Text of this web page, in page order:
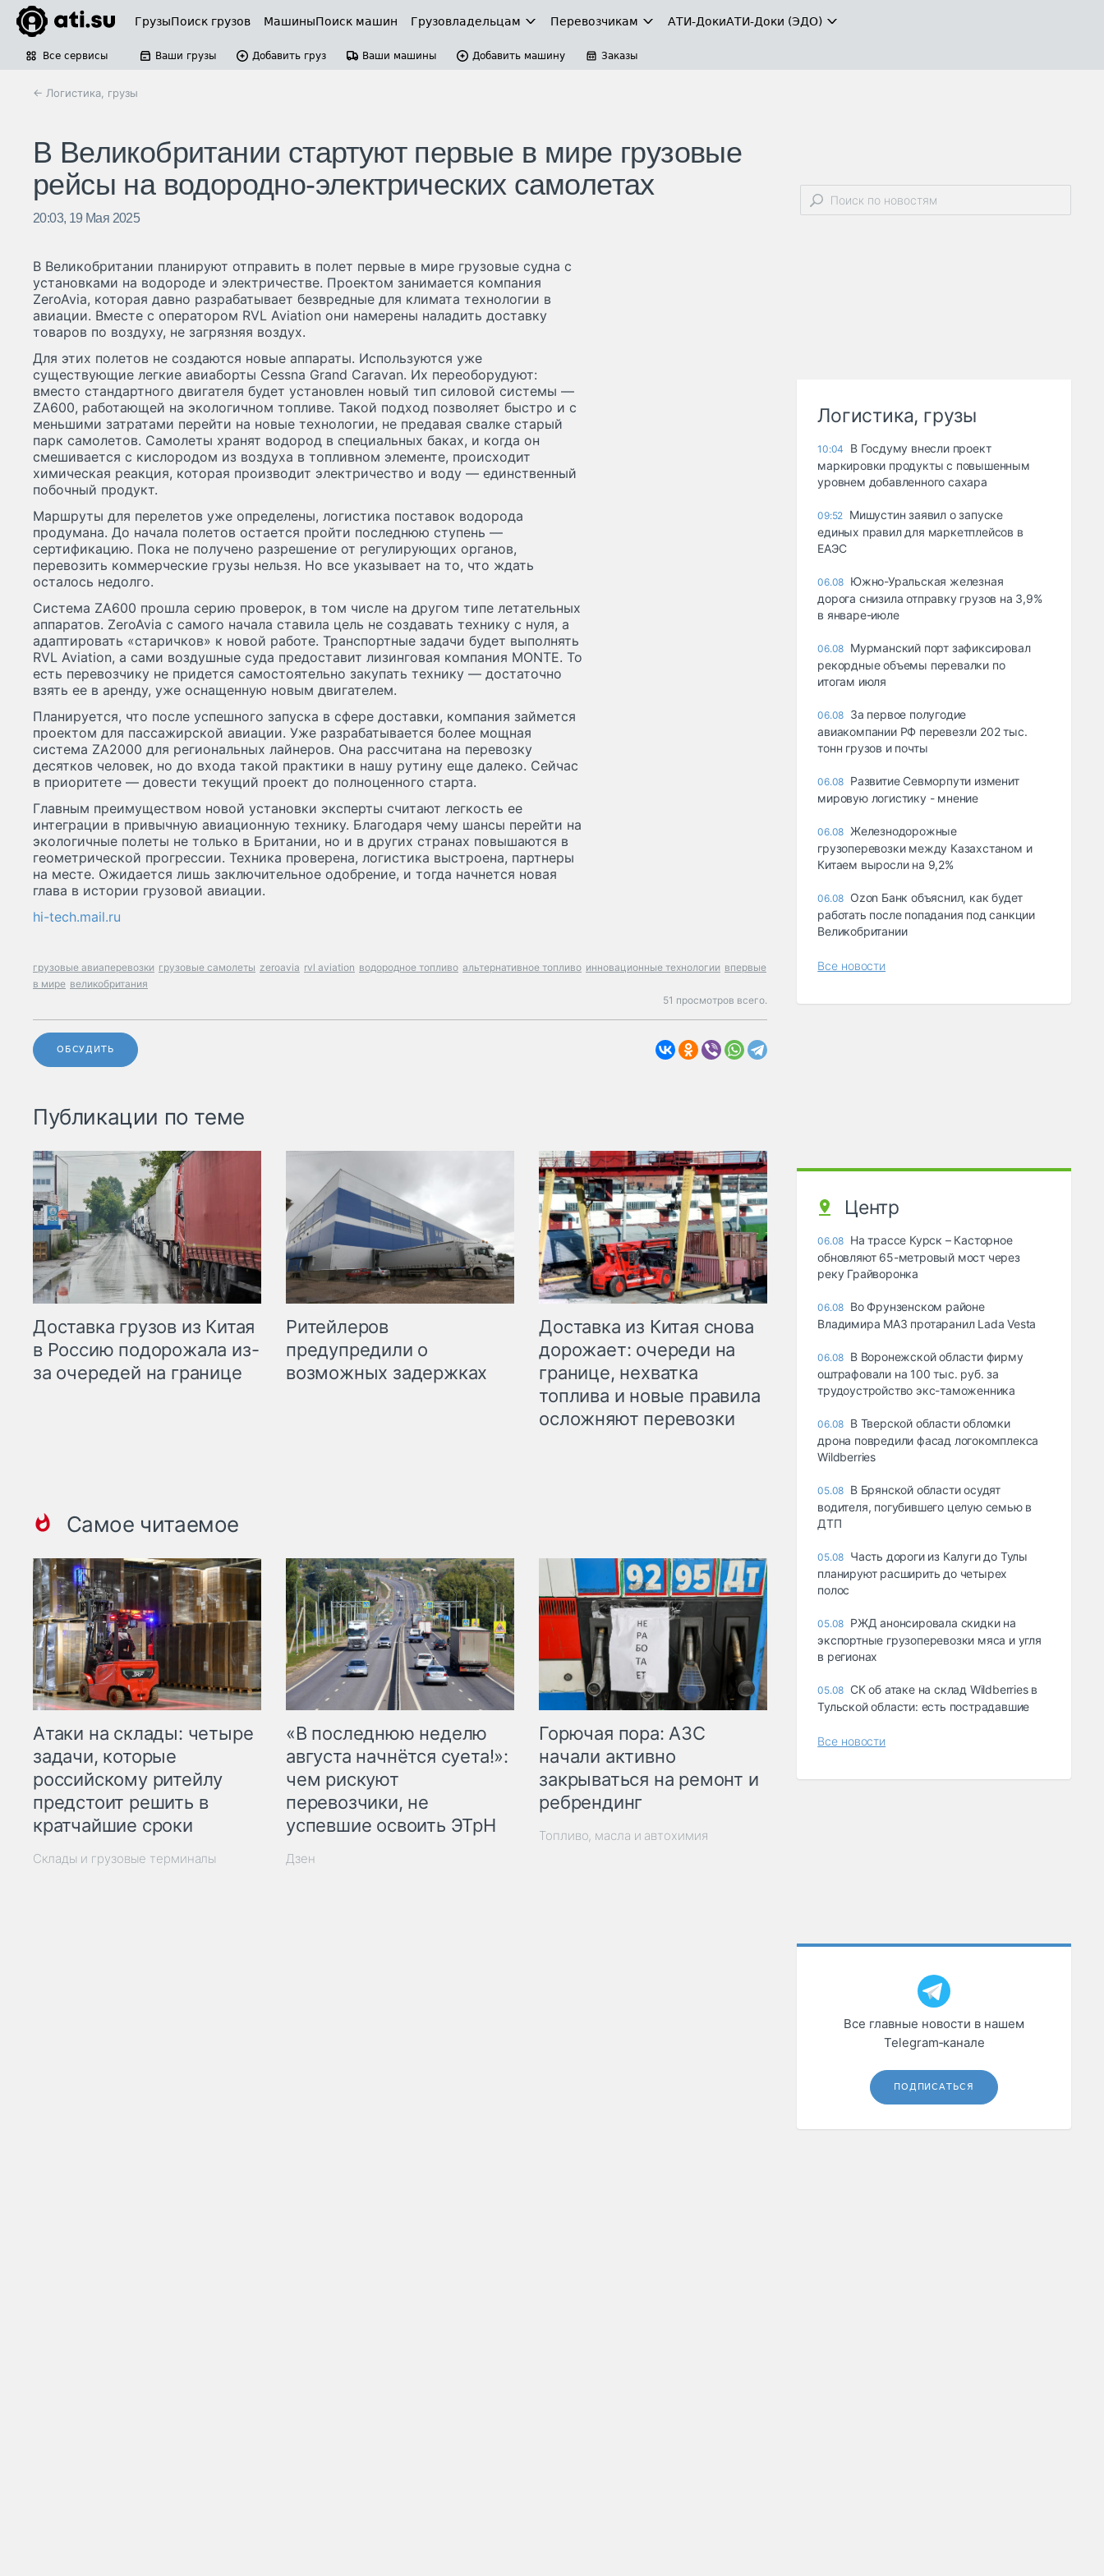
ГрузыПоиск грузов МашиныПоиск машин Грузовладельцам Перевозчикам АТИ-ДокиАТИ-Доки (ЭДО)
Все сервисы Ваши грузы Добавить груз Ваши машины Добавить машину Заказы
← Логистика, грузы
В Великобритании стартуют первые в мире грузовые
рейсы на водородно-электрических самолетах
20:03, 19 Мая 2025
В Великобритании планируют отправить в полет первые в мире грузовые судна с
установками на водороде и электричестве. Проектом занимается компания
ZeroAvia, которая давно разрабатывает безвредные для климата технологии в
авиации. Вместе с оператором RVL Aviation они намерены наладить доставку
товаров по воздуху, не загрязняя воздух.
Для этих полетов не создаются новые аппараты. Используются уже
существующие легкие авиаборты Cessna Grand Caravan. Их переоборудуют:
вместо стандартного двигателя будет установлен новый тип силовой системы —
ZA600, работающей на экологичном топливе. Такой подход позволяет быстро и с
меньшими затратами перейти на новые технологии, не предавая свалке старый
парк самолетов. Самолеты хранят водород в специальных баках, и когда он
смешивается с кислородом из воздуха в топливном элементе, происходит
химическая реакция, которая производит электричество и воду — единственный
побочный продукт.
Маршруты для перелетов уже определены, логистика поставок водорода
продумана. До начала полетов остается пройти последнюю ступень —
сертификацию. Пока не получено разрешение от регулирующих органов,
перевозить коммерческие грузы нельзя. Но все указывает на то, что ждать
осталось недолго.
Система ZA600 прошла серию проверок, в том числе на другом типе летательных
аппаратов. ZeroAvia с самого начала ставила цель не создавать технику с нуля, а
адаптировать «старичков» к новой работе. Транспортные задачи будет выполнять
RVL Aviation, а сами воздушные суда предоставит лизинговая компания MONTE. То
есть перевозчику не придется самостоятельно закупать технику — достаточно
взять ее в аренду, уже оснащенную новым двигателем.
Планируется, что после успешного запуска в сфере доставки, компания займется
проектом для пассажирской авиации. Уже разрабатывается более мощная
система ZA2000 для региональных лайнеров. Она рассчитана на перевозку
десятков человек, но до входа такой практики в нашу рутину еще далеко. Сейчас
в приоритете — довести текущий проект до полноценного старта.
Главным преимуществом новой установки эксперты считают легкость ее
интеграции в привычную авиационную технику. Благодаря чему шансы перейти на
экологичные полеты не только в Британии, но и в других странах повышаются в
геометрической прогрессии. Техника проверена, логистика выстроена, партнеры
на месте. Ожидается лишь заключительное одобрение, и тогда начнется новая
глава в истории грузовой авиации.
hi-tech.mail.ru
грузовые авиаперевозки грузовые самолеты zeroavia rvl aviation водородное топливо альтернативное топливо инновационные технологии впервые
в мире великобритания
51 просмотров всего.
ОБСУДИТЬ
Публикации по теме
Доставка грузов из Китая
в Россию подорожала из-
за очередей на границе
Ритейлеров
предупредили о
возможных задержках
Доставка из Китая снова
дорожает: очереди на
границе, нехватка
топлива и новые правила
осложняют перевозки
Самое читаемое
Атаки на склады: четыре
задачи, которые
российскому ритейлу
предстоит решить в
кратчайшие сроки
Склады и грузовые терминалы
«В последнюю неделю
августа начнётся суета!»:
чем рискуют
перевозчики, не
успевшие освоить ЭТрН
Дзен
Горючая пора: АЗС
начали активно
закрываться на ремонт и
ребрендинг
Топливо, масла и автохимия
Логистика, грузы
10:04
В Госдуму внесли проект
маркировки продукты с повышенным
уровнем добавленного сахара
09:52 Мишустин заявил о запуске
единых правил для маркетплейсов в
ЕАЭС
06.08 Южно-Уральская железная
дорога снизила отправку грузов на 3,9%
в январе-июле
06.08 Мурманский порт зафиксировал
рекордные объемы перевалки по
итогам июля
06.08 За первое полугодие
авиакомпании РФ перевезли 202 тыс.
тонн грузов и почты
06.08 Развитие Севморпути изменит
мировую логистику - мнение
06.08 Железнодорожные
грузоперевозки между Казахстаном и
Китаем выросли на 9,2%
06.08 Ozon Банк объяснил, как будет
работать после попадания под санкции
Великобритании
Все новости
Центр
06.08 На трассе Курск – Касторное
обновляют 65-метровый мост через
реку Грайворонка
06.08 Во Фрунзенском районе
Владимира МАЗ протаранил Lada Vesta
06.08 В Воронежской области фирму
оштрафовали на 100 тыс. руб. за
трудоустройство экс-таможенника
06.08 В Тверской области обломки
дрона повредили фасад логокомплекса
Wildberries
05.08 В Брянской области осудят
водителя, погубившего целую семью в
ДТП
05.08 Часть дороги из Калуги до Тулы
планируют расширить до четырех
полос
05.08 РЖД анонсировала скидки на
экспортные грузоперевозки мяса и угля
в регионах
05.08 СК об атаке на склад Wildberries в
Тульской области: есть пострадавшие
Все новости
Все главные новости в нашем
Telegram‑канале
ПОДПИСАТЬСЯ